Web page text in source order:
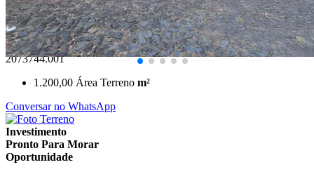
Terreno - Próximo ao 13º BIB
Ponta Grossa/PR
2073744.001
1.200,00 Área Terreno m²
Conversar no WhatsApp
Investimento
Pronto Para Morar
Oportunidade